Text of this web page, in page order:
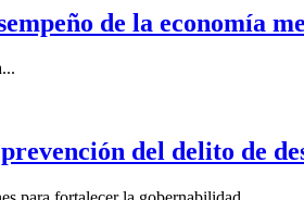
de la economía
del delito de